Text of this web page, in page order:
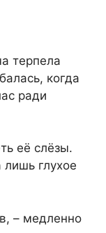
терпела
когда
ради
её слёзы.
глухое
– медленно